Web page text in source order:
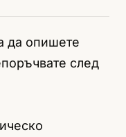
да опишете
след